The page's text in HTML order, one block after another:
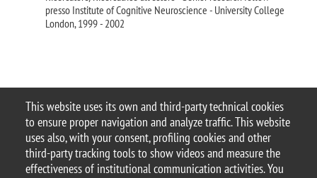
This website uses its own and third-party technical cookies
to ensure proper navigation and analyze traffic. This website
uses also, with your consent, profiling cookies and other
third-party tracking tools to show videos and measure the
effectiveness of institutional communication activities. You
presso Institute of Cognitive Neuroscience - University College
London, 1999 - 2002
© 2025 Università degli Studi di Milano-Bicocca
Piazza dell'Ateneo Nuovo, 1 - 20126, Milano
Casella PEC:ateneo.bicocca@pec.unimib.it
P.I. 12621570154 |Contacts